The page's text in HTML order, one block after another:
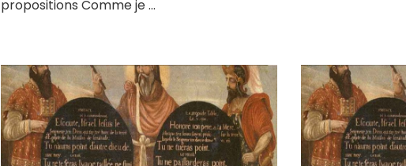
la
propositions Comme je …